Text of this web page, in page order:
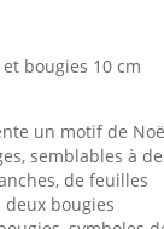
bougies 10 cm
un motif de
semblables à
de feuilles
bougies